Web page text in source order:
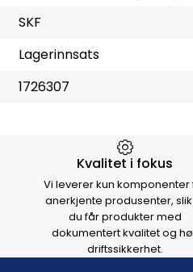
SKF
Lagerinnsats
1726307
Kvalitet i fokus
Vi leverer kun komponenter
anerkjente produsenter,
du får produkter med
dokumentert kvalitet og
driftssikkerhet.